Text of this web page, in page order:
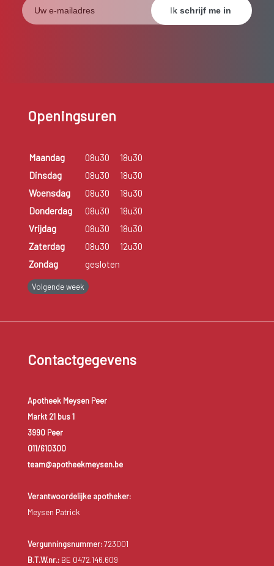
Openingsuren
Maandag 08u30
18u30
Dinsdag
08u30
18u30
Woensdag
08u30
18u30
Donderdag
08u30
18u30
Vrijdag
08u30
18u30
Zaterdag
08u30
12u30
Zondag
gesloten
Volgende week
Contactgegevens
Apotheek Meysen Peer
Markt 21 bus 1
3990 Peer
011/610300
team@apotheekmeysen.be
Verantwoordelijke apotheker:
Meysen Patrick
Vergunningsnummer:723001
B.T.W.nr.:BE 0472.146.609